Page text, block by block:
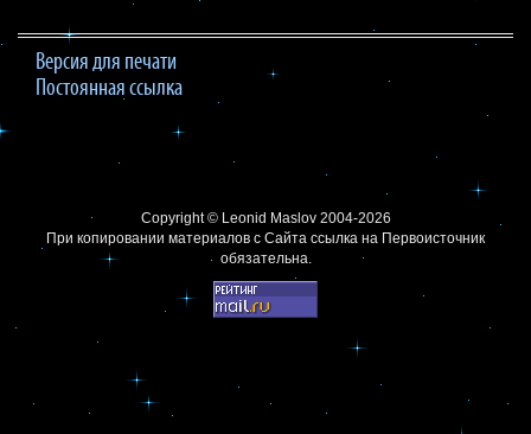
Версия для печати
Постоянная ссылка
Copyright © Leonid Maslov2004-2026
При копировании материалов с Сайта ссылка на Первоисточник
обязательна.